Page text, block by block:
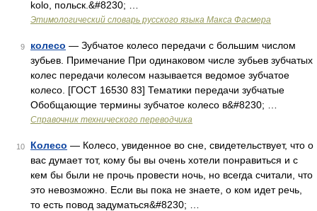
kоlо, польск.&#8230; …
Этимологический словарь русского языка Макса Фасмера
9 колесо — Зубчатое колесо передачи с большим числом
зубьев. Примечание При одинаковом числе зубьев зубчатых
колес передачи колесом называется ведомое зубчатое
колесо. [ГОСТ 16530 83] Тематики передачи зубчатые
Обобщающие термины зубчатое колесо в&#8230; …
Справочник технического переводчика
10 Колесо — Колесо, увиденное во сне, свидетельствует, что о
вас думает тот, кому бы вы очень хотели понравиться и с
кем бы были не прочь провести ночь, но всегда считали, что
это невозможно. Если вы пока не знаете, о ком идет речь,
то есть повод задуматься&#8230; …